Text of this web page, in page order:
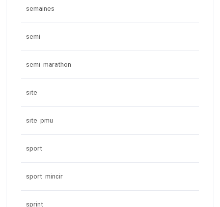
semaines
semi
semi marathon
site
site pmu
sport
sport mincir
sprint